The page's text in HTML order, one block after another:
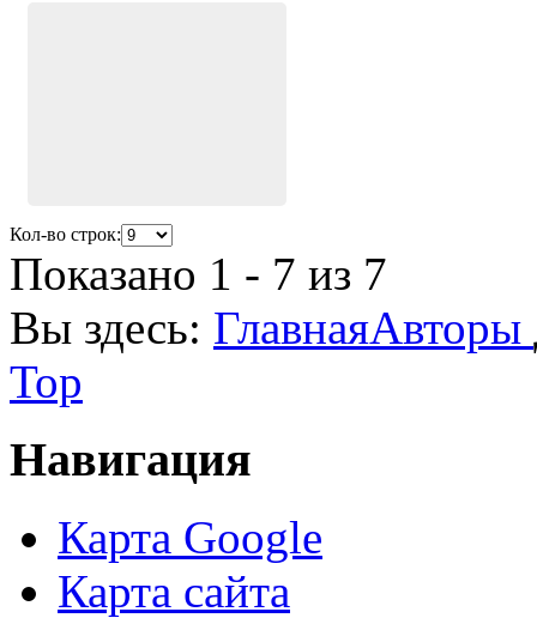
Кол-во строк:
Показано 1 - 7 из 7
Вы здесь: ГлавнаяАвторы
Top
Навигация
Карта Google
Карта сайта